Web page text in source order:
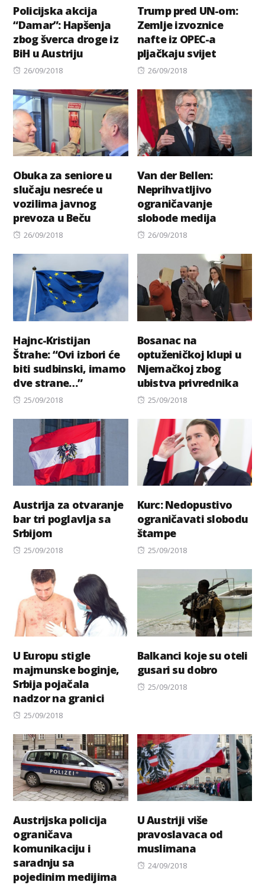
Policijska akcija
“Damar”: Hapšenja
zbog šverca droge iz
BiH u Austriju
Posted
26/09/2018
Trump pred UN-om:
Zemlje izvoznice
nafte iz OPEC-a
pljačkaju svijet
Posted
26/09/2018
Obuka za seniore u
slučaju nesreće u
vozilima javnog
prevoza u Beču
Posted
26/09/2018
Van der Bellen:
Neprihvatljivo
ograničavanje
slobode medija
Posted
26/09/2018
Hajnc-Kristijan
Štrahe: “Ovi izbori će
biti sudbinski, imamo
dve strane…”
Posted
25/09/2018
Bosanac na
optuženičkoj klupi u
Njemačkoj zbog
ubistva privrednika
Posted
25/09/2018
Austrija za otvaranje
bar tri poglavlja sa
Srbijom
Posted
25/09/2018
Kurc: Nedopustivo
ograničavati slobodu
štampe
Posted
25/09/2018
U Europu stigle
majmunske boginje,
Srbija pojačala
nadzor na granici
Posted
25/09/2018
Balkanci koje su oteli
gusari su dobro
Posted
25/09/2018
Austrijska policija
ograničava
komunikaciju i
saradnju sa
pojedinim medijima
U Austriji više
pravoslavaca od
muslimana
Posted
24/09/2018